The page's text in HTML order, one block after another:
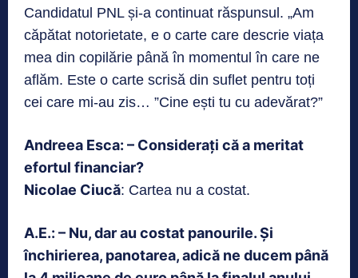
Candidatul PNL și-a continuat răspunsul. „Am
căpătat notorietate, e o carte care descrie viața
mea din copilărie până în momentul în care ne
aflăm. Este o carte scrisă din suflet pentru toți
cei care mi-au zis… ”Cine ești tu cu adevărat?”
Andreea Esca: – Considerați că a meritat
efortul financiar?
Nicolae Ciucă: Cartea nu a costat.
A.E.: – Nu, dar au costat panourile. Și
închirierea, panotarea, adică ne ducem până